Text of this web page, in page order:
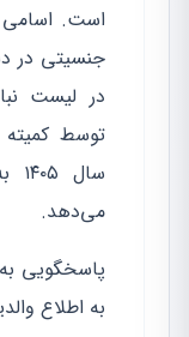
است.
جنسیتی در
در لیست
توسط کمیته
می‌دهد.
پاسخگویی
به اطلاع